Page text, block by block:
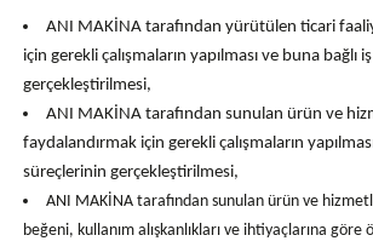
ANI MAKİNA tarafından yürütülen ticari
için gerekli çalışmaların yapılması ve buna bağlı
gerçekleştirilmesi,
ANI MAKİNA tarafından sunulan ürün ve
faydalandırmak için gerekli çalışmaların
süreçlerinin gerçekleştirilmesi,
ANI MAKİNA tarafından sunulan ürün ve
beğeni, kullanım alışkanlıkları ve ihtiyaçlarına